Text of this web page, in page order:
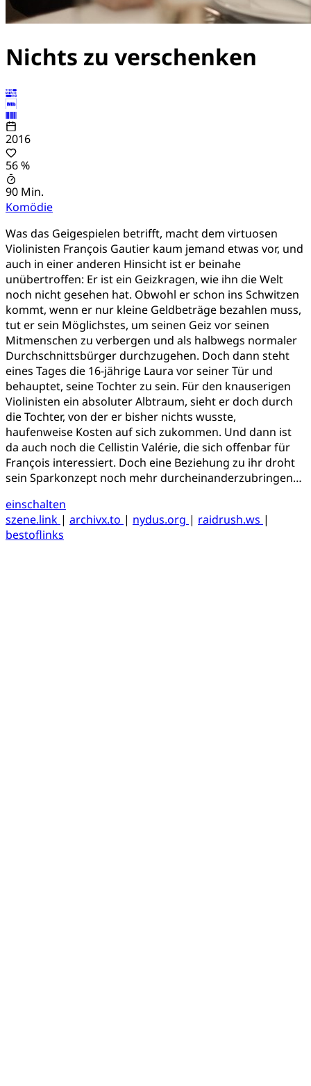
Nichts zu verschenken
2016
56 %
90 Min.
Komödie
Was das Geigespielen betrifft, macht dem virtuosen
Violinisten François Gautier kaum jemand etwas vor, und
auch in einer anderen Hinsicht ist er beinahe
unübertroffen: Er ist ein Geizkragen, wie ihn die Welt
noch nicht gesehen hat. Obwohl er schon ins Schwitzen
kommt, wenn er nur kleine Geldbeträge bezahlen muss,
tut er sein Möglichstes, um seinen Geiz vor seinen
Mitmenschen zu verbergen und als halbwegs normaler
Durchschnittsbürger durchzugehen. Doch dann steht
eines Tages die 16-jährige Laura vor seiner Tür und
behauptet, seine Tochter zu sein. Für den knauserigen
Violinisten ein absoluter Albtraum, sieht er doch durch
die Tochter, von der er bisher nichts wusste,
haufenweise Kosten auf sich zukommen. Und dann ist
da auch noch die Cellistin Valérie, die sich offenbar für
François interessiert. Doch eine Beziehung zu ihr droht
sein Sparkonzept noch mehr durcheinanderzubringen…
einschalten
szene.link | archivx.to | nydus.org | raidrush.ws |
bestoflinks